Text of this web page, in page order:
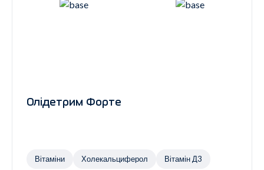
Олідетрим Форте
Вітаміни Холекальциферол Вітамін Д3